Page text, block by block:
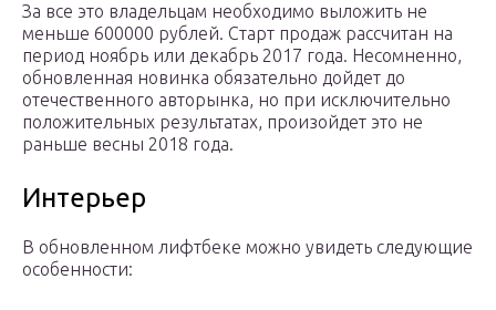
За все это владельцам необходимо выложить не
меньше 600000 рублей. Старт продаж рассчитан на
период ноябрь или декабрь 2017 года. Несомненно,
обновленная новинка обязательно дойдет до
отечественного авторынка, но при исключительно
положительных результатах, произойдет это не
раньше весны 2018 года.
Интерьер
В обновленном лифтбеке можно увидеть следующие
особенности: